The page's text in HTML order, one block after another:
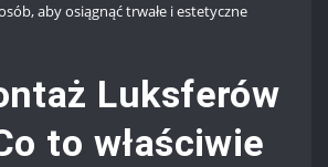
aby osiągnąć trwałe i estetyczne
Luksferów
to właściwie